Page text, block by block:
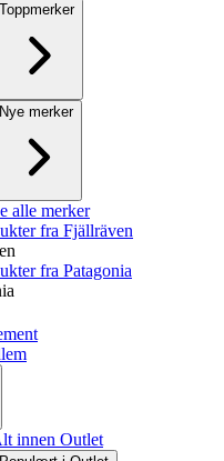
Toppmerker
Nye merker
alle merker
fra Fjällräven
fra Patagonia
innen Outlet